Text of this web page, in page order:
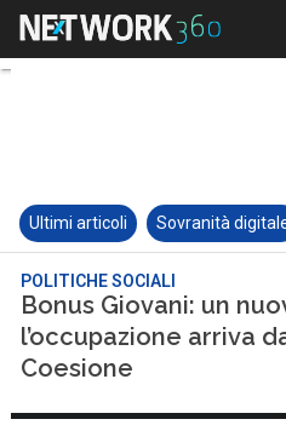
Ultimi articoli Sovranità
POLITICHE SOCIALI
Bonus Giovani: un
l’occupazione arriva
Coesione